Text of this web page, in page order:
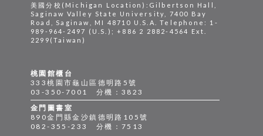
桃園館櫃台
333桃園市龜山區德明路5號
03-350-7001 分機：3823
金門圖書室
890金門縣金沙鎮德明路105號
082-355-233 分機：7513
美國分校(Michigan Location):Gilbertson Hall,
Saginaw Valley State University, 7400 Bay
Road, Saginaw, MI 48710 U.S.A. Telephone: 1-
989-964-2497 (U.S.); +886 2 2882-4564 Ext.
2299(Taiwan)